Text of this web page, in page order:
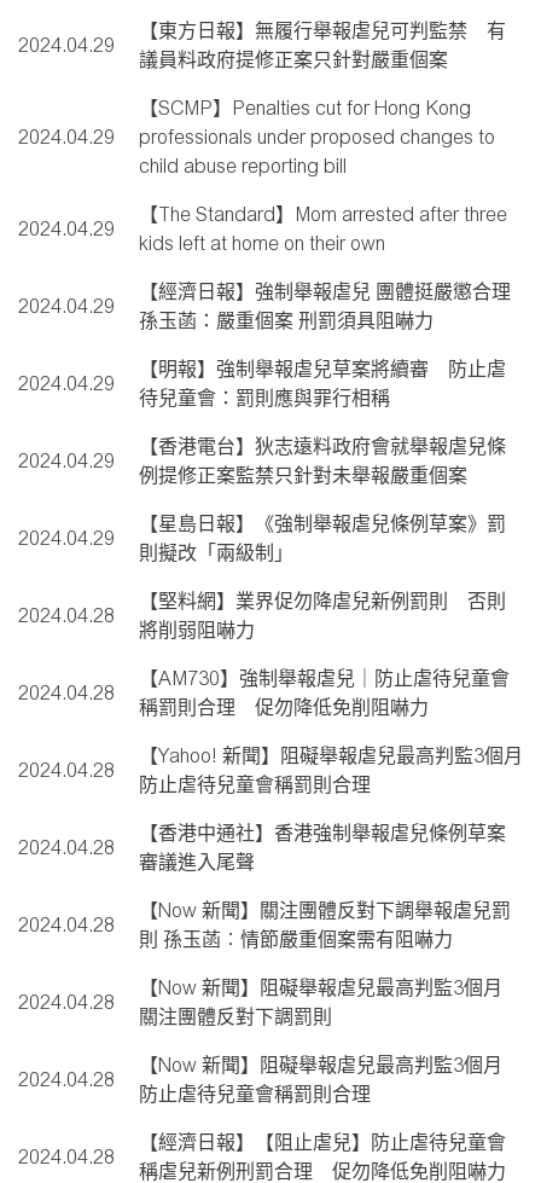
2024.04.29
【東方日報】無履行舉報虐兒可判監禁 有
議員料政府提修正案只針對嚴重個案
2024.04.29
【SCMP】Penalties cut for Hong Kong
professionals under proposed changes to
child abuse reporting bill
2024.04.29
【The Standard】Mom arrested after three
kids left at home on their own
2024.04.29
【經濟日報】強制舉報虐兒 團體挺嚴懲合理
孫玉菡：嚴重個案 刑罰須具阻嚇力
2024.04.29
【明報】強制舉報虐兒草案將續審 防止虐
待兒童會：罰則應與罪行相稱
2024.04.29
【香港電台】狄志遠料政府會就舉報虐兒條
例提修正案監禁只針對未舉報嚴重個案
2024.04.29
【星島日報】《強制舉報虐兒條例草案》罰
則擬改「兩級制」
2024.04.28
【堅料網】業界促勿降虐兒新例罰則 否則
將削弱阻嚇力
2024.04.28
【AM730】強制舉報虐兒｜防止虐待兒童會
稱罰則合理 促勿降低免削阻嚇力
2024.04.28
【Yahoo! 新聞】阻礙舉報虐兒最高判監3個月
防止虐待兒童會稱罰則合理
2024.04.28
【香港中通社】香港強制舉報虐兒條例草案
審議進入尾聲
2024.04.28
【Now 新聞】關注團體反對下調舉報虐兒罰
則 孫玉菡︰情節嚴重個案需有阻嚇力
2024.04.28
【Now 新聞】阻礙舉報虐兒最高判監3個月
關注團體反對下調罰則
2024.04.28
【Now 新聞】阻礙舉報虐兒最高判監3個月
防止虐待兒童會稱罰則合理
2024.04.28
【經濟日報】【阻止虐兒】防止虐待兒童會
稱虐兒新例刑罰合理 促勿降低免削阻嚇力